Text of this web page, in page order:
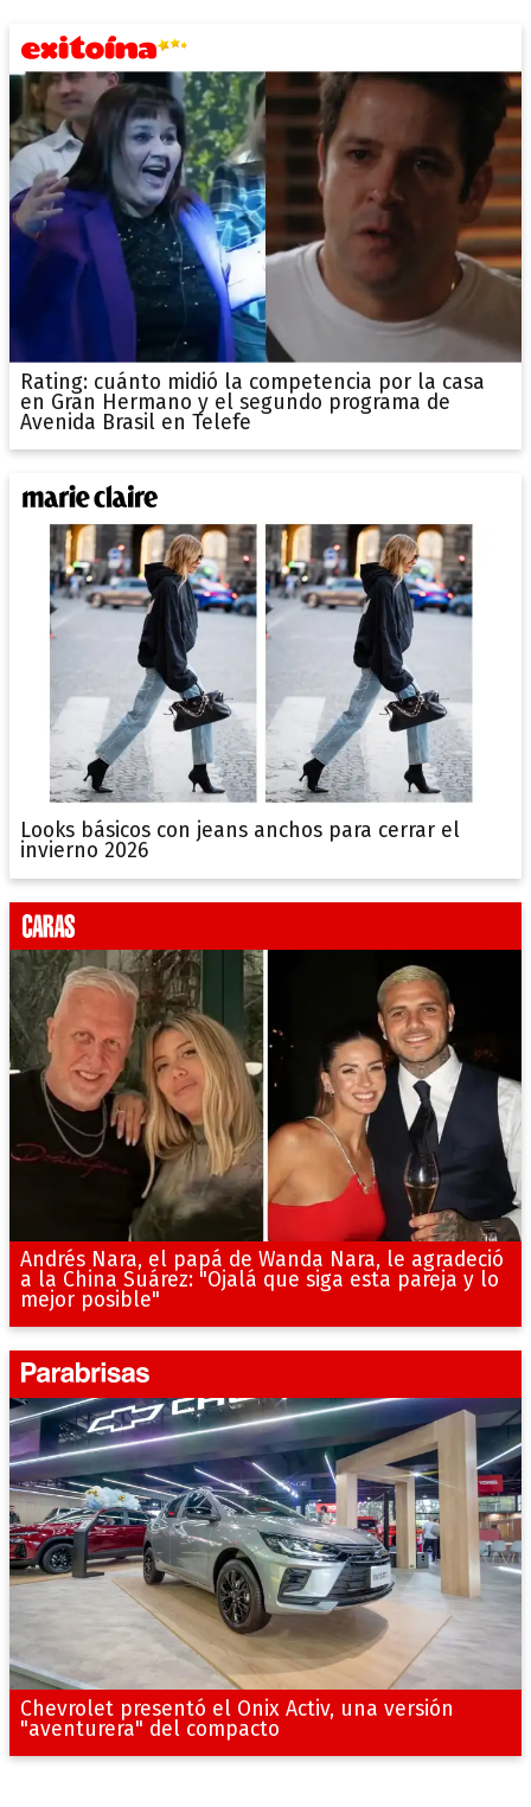
Rating: cuánto midió la competencia por la casa
en Gran Hermano y el segundo programa de
Avenida Brasil en Telefe
Looks básicos con jeans anchos para cerrar el
invierno 2026
Andrés Nara, el papá de Wanda Nara, le agradeció
a la China Suárez: "Ojalá que siga esta pareja y lo
mejor posible"
Chevrolet presentó el Onix Activ, una versión
"aventurera" del compacto